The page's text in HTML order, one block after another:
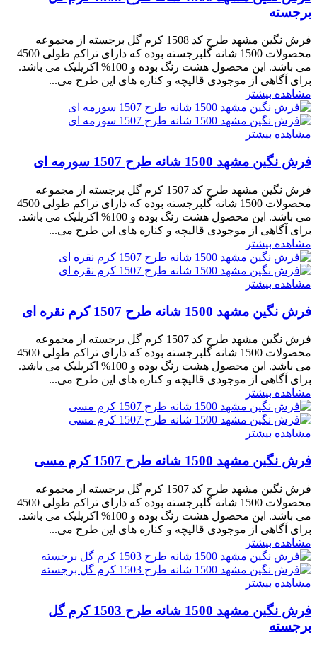
برجسته
فرش نگین مشهد طرح کد 1508 کرم گل برجسته از مجموعه
محصولات 1500 شانه گلبرجسته بوده که دارای تراکم طولی 4500
می باشد. این محصول هشت رنگ بوده و 100% اکریلیک می باشد.
برای آگاهی از موجودی قالیچه و کناره های این طرح می...
مشاهده بیشتر
مشاهده بیشتر
فرش نگین مشهد 1500 شانه طرح 1507 سورمه ای
فرش نگین مشهد طرح کد 1507 کرم گل برجسته از مجموعه
محصولات 1500 شانه گلبرجسته بوده که دارای تراکم طولی 4500
می باشد. این محصول هشت رنگ بوده و 100% اکریلیک می باشد.
برای آگاهی از موجودی قالیچه و کناره های این طرح می...
مشاهده بیشتر
مشاهده بیشتر
فرش نگین مشهد 1500 شانه طرح 1507 کرم نقره ای
فرش نگین مشهد طرح کد 1507 کرم گل برجسته از مجموعه
محصولات 1500 شانه گلبرجسته بوده که دارای تراکم طولی 4500
می باشد. این محصول هشت رنگ بوده و 100% اکریلیک می باشد.
برای آگاهی از موجودی قالیچه و کناره های این طرح می...
مشاهده بیشتر
مشاهده بیشتر
فرش نگین مشهد 1500 شانه طرح 1507 کرم مسی
فرش نگین مشهد طرح کد 1507 کرم گل برجسته از مجموعه
محصولات 1500 شانه گلبرجسته بوده که دارای تراکم طولی 4500
می باشد. این محصول هشت رنگ بوده و 100% اکریلیک می باشد.
برای آگاهی از موجودی قالیچه و کناره های این طرح می...
مشاهده بیشتر
مشاهده بیشتر
فرش نگین مشهد 1500 شانه طرح 1503 کرم گل
برجسته